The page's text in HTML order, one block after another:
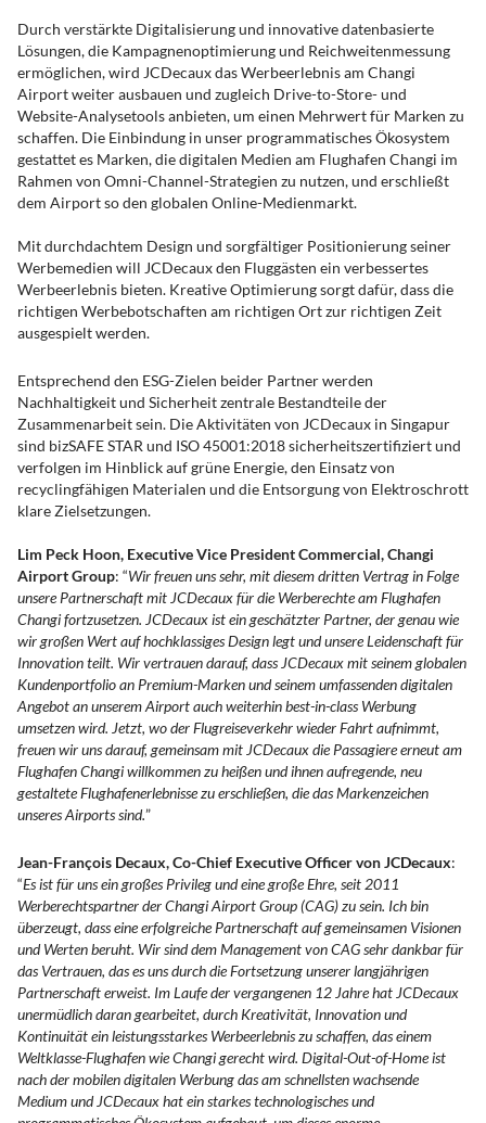
Durch verstärkte Digitalisierung und innovative datenbasierte
Lösungen, die Kampagnenoptimierung und Reichweitenmessung
ermöglichen, wird JCDecaux das Werbeerlebnis am Changi
Airport weiter ausbauen und zugleich Drive-to-Store- und
Website-Analysetools anbieten, um einen Mehrwert für Marken zu
schaffen. Die Einbindung in unser programmatisches Ökosystem
gestattet es Marken, die digitalen Medien am Flughafen Changi im
Rahmen von Omni-Channel-Strategien zu nutzen, und erschließt
dem Airport so den globalen Online-Medienmarkt.
Mit durchdachtem Design und sorgfältiger Positionierung seiner
Werbemedien will JCDecaux den Fluggästen ein verbessertes
Werbeerlebnis bieten. Kreative Optimierung sorgt dafür, dass die
richtigen Werbebotschaften am richtigen Ort zur richtigen Zeit
ausgespielt werden.
Entsprechend den ESG-Zielen beider Partner werden
Nachhaltigkeit und Sicherheit zentrale Bestandteile der
Zusammenarbeit sein. Die Aktivitäten von JCDecaux in Singapur
sind bizSAFE STAR und ISO 45001:2018 sicherheitszertifiziert und
verfolgen im Hinblick auf grüne Energie, den Einsatz von
recyclingfähigen Materialen und die Entsorgung von Elektroschrott
klare Zielsetzungen.
Lim Peck Hoon, Executive Vice President Commercial, Changi
Airport Group: “Wir freuen uns sehr, mit diesem dritten Vertrag in Folge
unsere Partnerschaft mit JCDecaux für die Werberechte am Flughafen
Changi fortzusetzen. JCDecaux ist ein geschätzter Partner, der genau wie
wir großen Wert auf hochklassiges Design legt und unsere Leidenschaft für
Innovation teilt. Wir vertrauen darauf, dass JCDecaux mit seinem globalen
Kundenportfolio an Premium-Marken und seinem umfassenden digitalen
Angebot an unserem Airport auch weiterhin best-in-class Werbung
umsetzen wird. Jetzt, wo der Flugreiseverkehr wieder Fahrt aufnimmt,
freuen wir uns darauf, gemeinsam mit JCDecaux die Passagiere erneut am
Flughafen Changi willkommen zu heißen und ihnen aufregende, neu
gestaltete Flughafenerlebnisse zu erschließen, die das Markenzeichen
unseres Airports sind.”
Jean-François Decaux, Co-Chief Executive Officer von JCDecaux:
“Es ist für uns ein großes Privileg und eine große Ehre, seit 2011
Werberechtspartner der Changi Airport Group (CAG) zu sein. Ich bin
überzeugt, dass eine erfolgreiche Partnerschaft auf gemeinsamen Visionen
und Werten beruht. Wir sind dem Management von CAG sehr dankbar für
das Vertrauen, das es uns durch die Fortsetzung unserer langjährigen
Partnerschaft erweist. Im Laufe der vergangenen 12 Jahre hat JCDecaux
unermüdlich daran gearbeitet, durch Kreativität, Innovation und
Kontinuität ein leistungsstarkes Werbeerlebnis zu schaffen, das einem
Weltklasse-Flughafen wie Changi gerecht wird. Digital-Out-of-Home ist
nach der mobilen digitalen Werbung das am schnellsten wachsende
Medium und JCDecaux hat ein starkes technologisches und